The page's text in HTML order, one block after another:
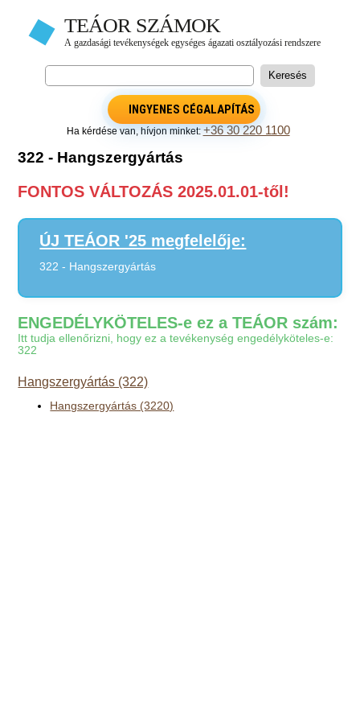
INGYENES CÉGALAPÍTÁS
Ha kérdése van, hívjon minket:+36 30 220 1100
322 - Hangszergyártás
FONTOS VÁLTOZÁS 2025.01.01-től!
ÚJ TEÁOR '25 megfelelője:
322 - Hangszergyártás
ENGEDÉLYKÖTELES-e ez a TEÁOR szám:
Itt tudja ellenőrizni, hogy ez a tevékenység engedélyköteles-e:
322
Hangszergyártás (322)
Hangszergyártás (3220)